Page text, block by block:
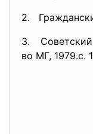
2.
3. Советский
во МГ, 1979.с.